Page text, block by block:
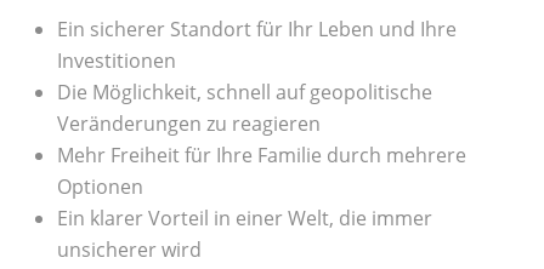
Ein sicherer Standort für Ihr Leben und Ihre
Investitionen
Die Möglichkeit, schnell auf geopolitische
Veränderungen zu reagieren
Mehr Freiheit für Ihre Familie durch mehrere
Optionen
Ein klarer Vorteil in einer Welt, die immer
unsicherer wird